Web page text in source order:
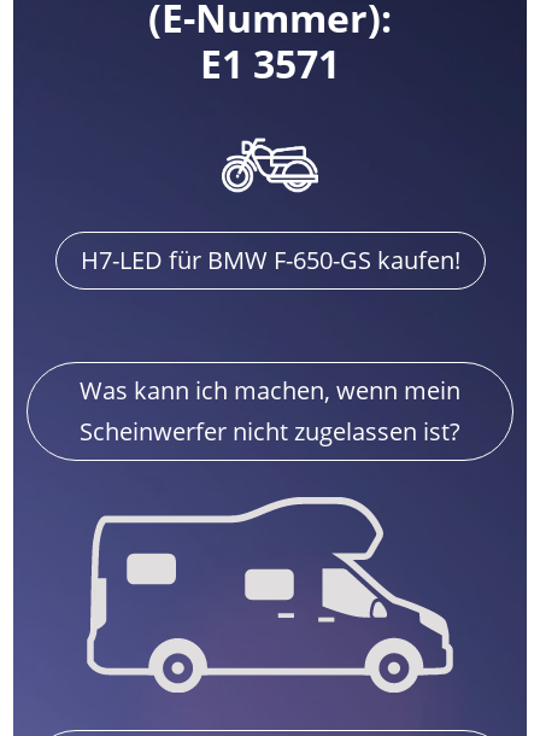
(E-Nummer):
E1 3571
H7-LED für BMW F-650-GS kaufen!
Was kann ich machen, wenn mein
Scheinwerfer nicht zugelassen ist?